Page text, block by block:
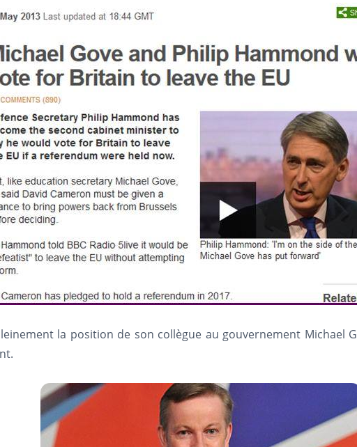
la position de son collègue au gouvernement Michael